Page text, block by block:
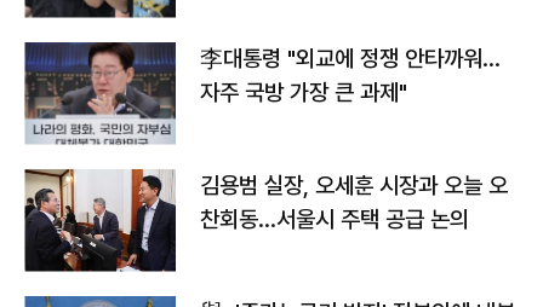
李대통령 "외교에 정쟁 안타까워…
자주 국방 가장 큰 과제"
김용범 실장, 오세훈 시장과 오늘 오
찬회동...서울시 주택 공급 논의